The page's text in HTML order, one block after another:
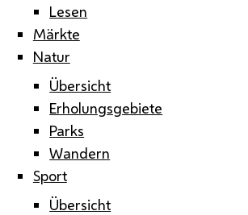
Lesen
Märkte
Natur
Übersicht
Erholungsgebiete
Parks
Wandern
Sport
Übersicht